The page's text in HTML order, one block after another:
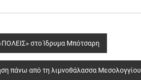
στο Ίδρυμα Μπότσαρη
πάνω από τη λιμνοθάλασσα Μεσολογγίου